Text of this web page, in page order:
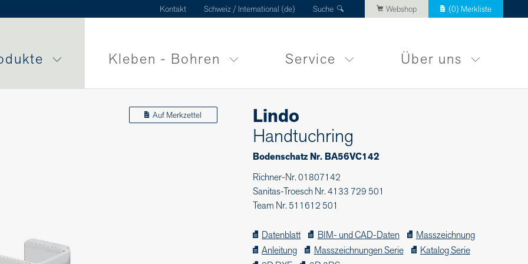
Kontakt Schweiz / International (de) Suche Webshop (0) Merkliste
Kleben - Bohren Service Über uns
Auf Merkzettel
Lindo
Handtuchring
Bodenschatz Nr. BA56VC142
Richner-Nr. 01807142
Sanitas-Troesch Nr. 4133 729 501
Team Nr. 511612 501
Datenblatt BIM- und CAD-Daten
Masszeichnung
Anleitung
Masszeichnungen Serie
Katalog Serie